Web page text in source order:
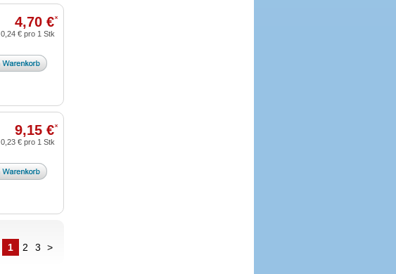
4,70 €*
0,24 € pro 1 Stk
9,15 €*
0,23 € pro 1 Stk
1 2 3 >